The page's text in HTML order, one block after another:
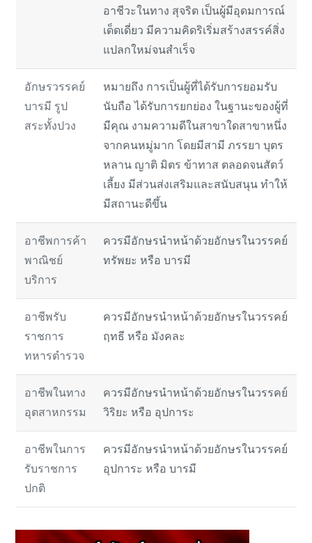
อาชีวะในทาง สุจริต เป็นผู้มีอุดมการณ์
เด็ดเดี่ยว มีความคิดริเริ่มสร้างสรรค์สิ่ง
แปลกใหม่จนสำเร็จ
อักษรวรรคย์
บารมี รูป
สระทั้งปวง
หมายถึง การเป็นผู้ที่ได้รับการยอมรับ
นับถือ ได้รับการยกย่อง ในฐานะของผู้ที่
มีคุณ งามความดีในสาขาใดสาขาหนึ่ง
จากคนหมู่มาก โดยมีสามี ภรรยา บุตร
หลาน ญาติ มิตร ข้าทาส ตลอดจนสัตว์
เลี้ยง มีส่วนส่งเสริมและสนับสนุน ทำให้
มีสถานะดีขึ้น
อาชีพการค้า
พาณิชย์
บริการ
ควรมีอักษรนำหน้าด้วยอักษรในวรรคย์
ทรัพยะ หรือ บารมี
อาชีพรับ
ราชการ
ทหารตำรวจ
ควรมีอักษรนำหน้าด้วยอักษรในวรรคย์
ฤทธี หรือ มังคละ
อาชีพในทาง
อุตสาหกรรม
ควรมีอักษรนำหน้าด้วยอักษรในวรรคย์
วิริยะ หรือ อุปการะ
อาชีพในการ
รับราชการ
ปกติ
ควรมีอักษรนำหน้าด้วยอักษรในวรรคย์
อุปการะ หรือ บารมี